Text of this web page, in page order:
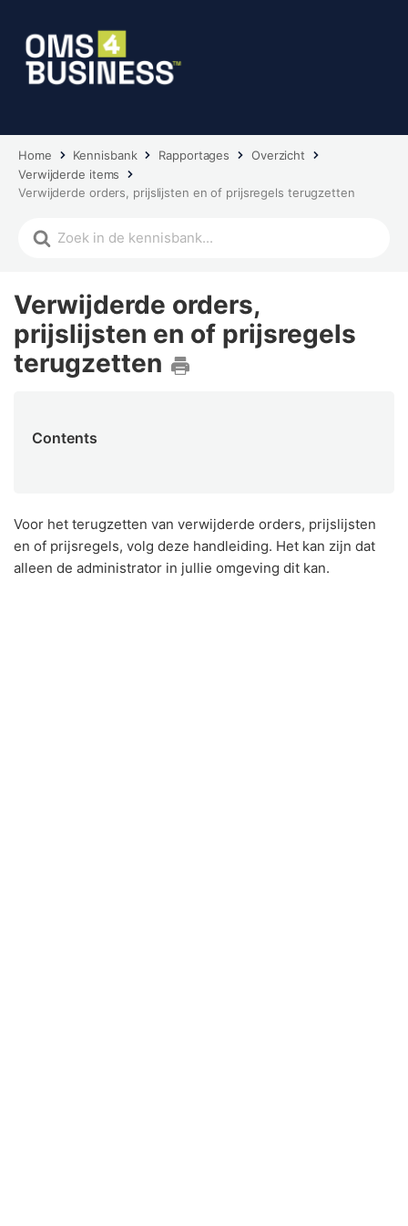
Home Kennisbank Rapportages
Overzicht
Verwijderde items
Verwijderde orders, prijslijsten en of prijsregels terugzetten
Verwijderde orders,
prijslijsten en of prijsregels
terugzetten
Contents
Voor het terugzetten van verwijderde orders, prijslijsten
en of prijsregels, volg deze handleiding. Het kan zijn dat
alleen de administrator in jullie omgeving dit kan.